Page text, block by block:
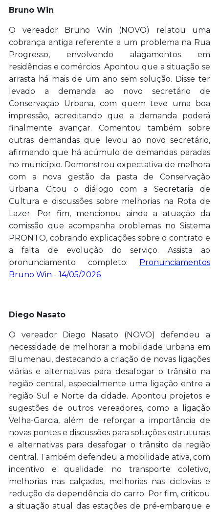
Bruno Win
O vereador Bruno Win (NOVO) relatou uma
cobrança antiga referente a um problema na Rua
Progresso, envolvendo alagamentos em
residências e comércios. Apontou que a situação se
arrasta há mais de um ano sem solução. Disse ter
levado a demanda ao novo secretário de
Conservação Urbana, com quem teve uma boa
impressão, acreditando que a demanda poderá
finalmente avançar. Comentou também sobre
outras demandas que levou ao novo secretário,
afirmando que há acúmulo de demandas paradas
no município. Demonstrou expectativa de melhora
com a nova gestão da pasta de Conservação
Urbana. Citou o diálogo com a Secretaria de
Cultura e discussões sobre melhorias na Rota de
Lazer. Por fim, mencionou ainda a atuação da
comissão que acompanha problemas no Sistema
PRONTO, cobrando explicações sobre o contrato e
a falta de evolução do serviço. Assista ao
pronunciamento completo:
Pronunciamentos
Bruno Win - 14/05/2026
Diego Nasato
O vereador Diego Nasato (NOVO) defendeu a
necessidade de melhorar a mobilidade urbana em
Blumenau, destacando a criação de novas ligações
viárias e alternativas para desafogar o trânsito na
região central, especialmente uma ligação entre a
região Sul e Norte da cidade. Apontou projetos e
sugestões de outros vereadores, como a ligação
Velha-Garcia, além de reforçar a importância de
novas pontes e discussões para soluções estruturais
e alternativas para desafogar o trânsito da região
central. Também defendeu a mobilidade ativa, com
incentivo e qualidade no transporte coletivo,
melhorias nas calçadas, melhorias nas ciclovias e
redução da dependência do carro. Por fim, criticou
a situação atual das estações de pré-embarque e